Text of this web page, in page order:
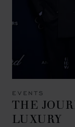
EVENTS
THE
LUXURY